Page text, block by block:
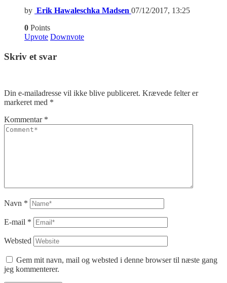
by Erik Hawaleschka Madsen 07/12/2017, 13:25
0 Points
Upvote Downvote
Skriv et svar
Din e-mailadresse vil ikke blive publiceret. Krævede felter er
markeret med *
Kommentar *
Navn *
E-mail *
Websted
Gem mit navn, mail og websted i denne browser til næste gang
jeg kommenterer.